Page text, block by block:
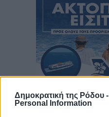
Δημοκρατική της Ρόδου -
Personal Information